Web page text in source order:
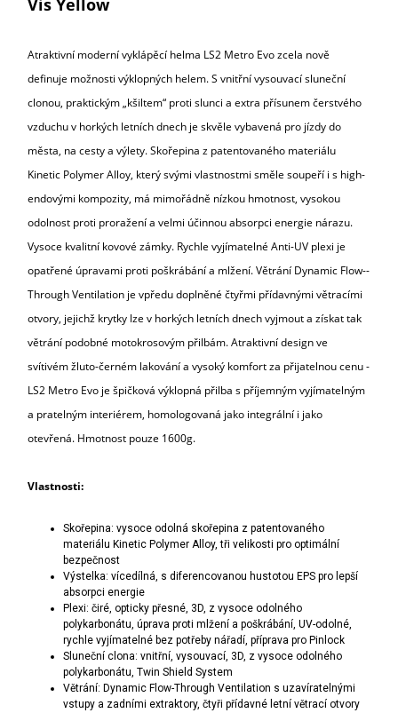
Vis Yellow
Atraktivní moderní vyklápěcí helma LS2 Metro Evo zcela nově
definuje možnosti výklopných helem. S vnitřní vysouvací sluneční
clonou, praktickým „kšiltem“ proti slunci a extra přísunem čerstvého
vzduchu v horkých letních dnech je skvěle vybavená pro jízdydo
města, na cesty a výlety. Skořepina z patentovaného materiálu
Kinetic Polymer Alloy, který svými vlastnostmi směle soupeří i s high-
endovými kompozity, má mimořádně nízkou hmotnost, vysokou
odolnost proti proražení a velmi účinnou absorpci energie nárazu.
Vysoce kvalitní kovové zámky. Rychle vyjímatelné Anti-UV plexi je
opatřené úpravami proti poškrábání a mlžení. Větrání Dynamic Flow-­
Through Ventilation je vpředu doplněné čtyřmi přídavnými větracími
otvory, jejichž krytky lze v horkých letních dnech vyjmout a získat tak
větrání podobné motokrosovým přilbám. Atraktivní design ve
svítivém žluto-černém lakování a vysoký komfort za přijatelnou cenu -
LS2 Metro Evo je špičková výklopná přilba s příjemným vyjímatelným
a pratelným interiérem, homologovaná jako integrální i jako
otevřená. Hmotnost pouze 1600g.
Vlastnosti:
Skořepina: vysoce odolná skořepina z patentovaného
materiálu Kinetic Polymer Alloy, tři velikosti pro optimální
bezpečnost
Výstelka: vícedílná, s diferencovanou hustotou EPS pro lepší
absorpci energie
Plexi: čiré, opticky přesné, 3D, z vysoce odolného
polykarbonátu, úprava proti mlžení a poškrábání, UV-odolné,
rychle vyjímatelné bez potřeby nářadí, příprava pro Pinlock
Sluneční clona: vnitřní, vysouvací, 3D, z vysoce odolného
polykarbonátu, Twin Shield System
Větrání: Dynamic Flow-­Through Ventilation s uzavíratelnými
vstupy a zadními extraktory, čtyři přídavné letní větrací otvory